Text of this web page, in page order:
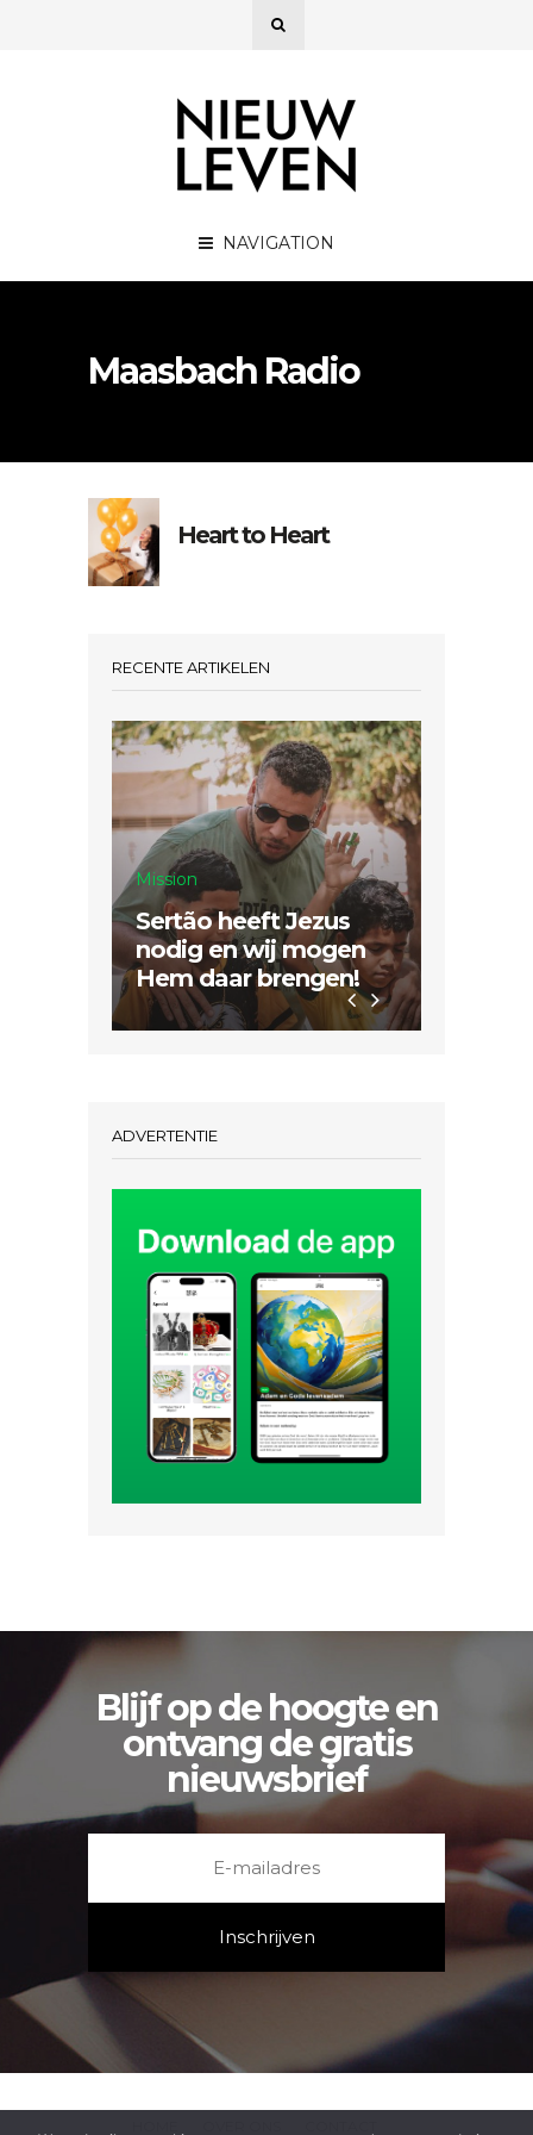
NAVIGATION
Maasbach Radio
Heart to Heart
RECENTE ARTIKELEN
Mission
Sertão heeft Jezus
nodig en wij mogen
Hem daar brengen!
ADVERTENTIE
Blijf op de hoogte en
ontvang de gratis
nieuwsbrief